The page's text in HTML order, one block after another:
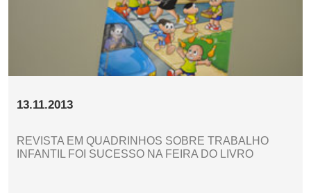
13.11.2013
REVISTA EM QUADRINHOS SOBRE TRABALHO
INFANTIL FOI SUCESSO NA FEIRA DO LIVRO